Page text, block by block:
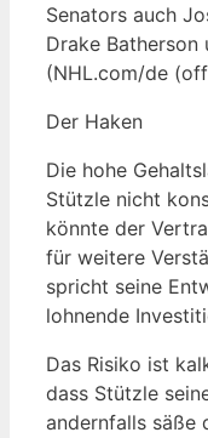
Senators auch
Drake Batherson
(NHL.com/de
Der Haken
Die hohe
Stützle nicht
könnte der
für weitere
spricht seine
lohnende
Das Risiko ist
dass Stützle
andernfalls säße